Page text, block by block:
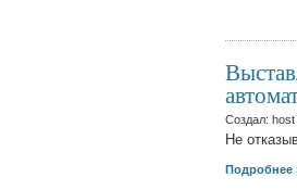
Создал: host
Не
Подробнее